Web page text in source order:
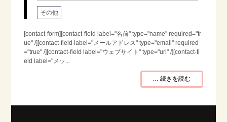
その他
[contact-form][contact-field label="名前" type="name" required="tr
ue" /][contact-field label="メールアドレス" type="email" required
="true" /][contact-field label="ウェブサイト" type="url" /][contact-fi
eld label="メッ...
… 続きを読む